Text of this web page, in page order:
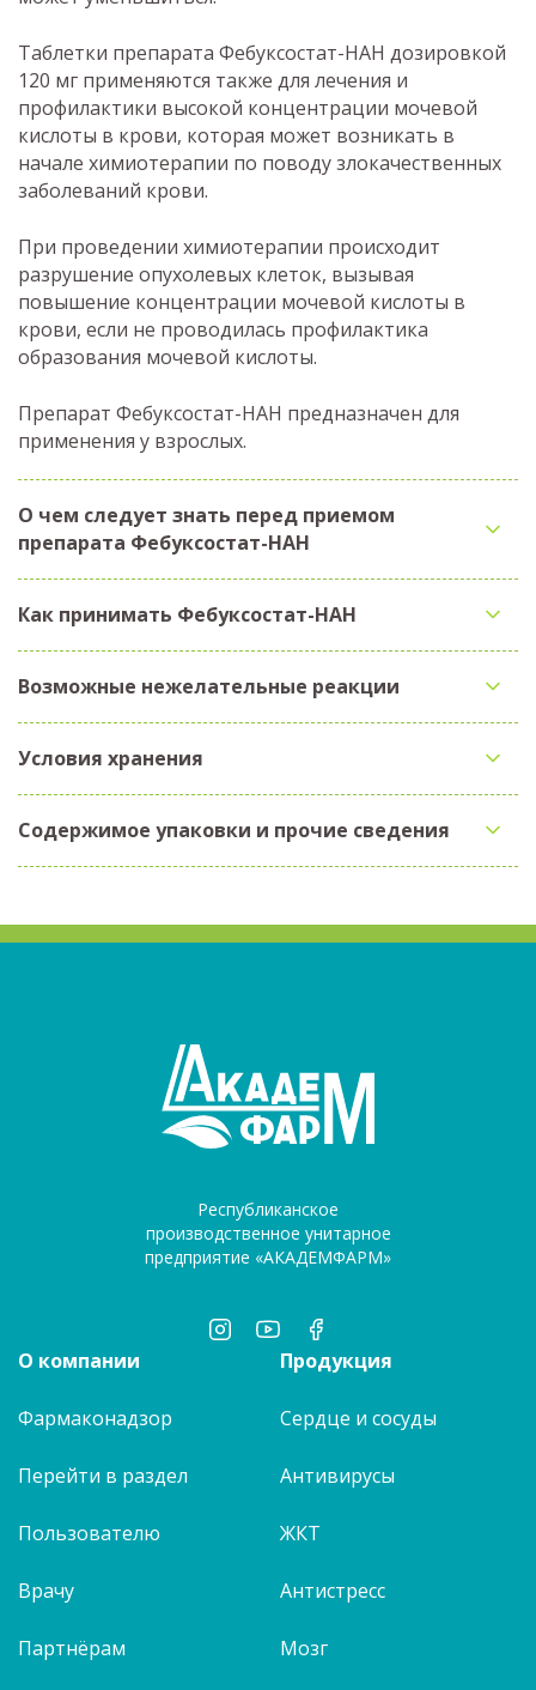
Таблетки препарата Фебуксостат-НАН дозировкой
120 мг применяются также для лечения и
профилактики высокой концентрации мочевой
кислоты в крови, которая может возникать в
начале химиотерапии по поводу злокачественных
заболеваний крови.
При проведении химиотерапии происходит
разрушение опухолевых клеток, вызывая
повышение концентрации мочевой кислоты в
крови, если не проводилась профилактика
образования мочевой кислоты.
Препарат Фебуксостат-НАН предназначен для
применения у взрослых.
О чем следует знать перед приемом
препарата Фебуксостат-НАН
Как принимать Фебуксостат-НАН
Возможные нежелательные реакции
Условия хранения
Содержимое упаковки и прочие сведения
Республиканское
производственное унитарное
предприятие «АКАДЕМФАРМ»
О компании
Фармаконадзор
Перейти в раздел
Пользователю
Врачу
Партнёрам
Продукция
Сердце и сосуды
Антивирусы
ЖКТ
Антистресс
Мозг